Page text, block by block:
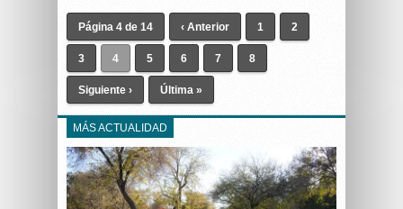
Página 4 de 14 ‹ Anterior 1 2
3 4 5 6 7 8
Siguiente › Última »
MÁS ACTUALIDAD